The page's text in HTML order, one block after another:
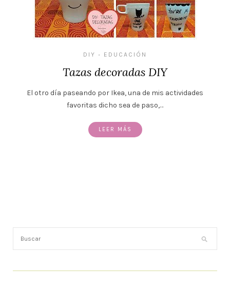
DIY • EDUCACIÓN
Tazas decoradas DIY
El otro día paseando por Ikea, una de mis actividades
favoritas dicho sea de paso,…
LEER MÁS